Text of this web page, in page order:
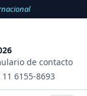
de contacto
6155-8693